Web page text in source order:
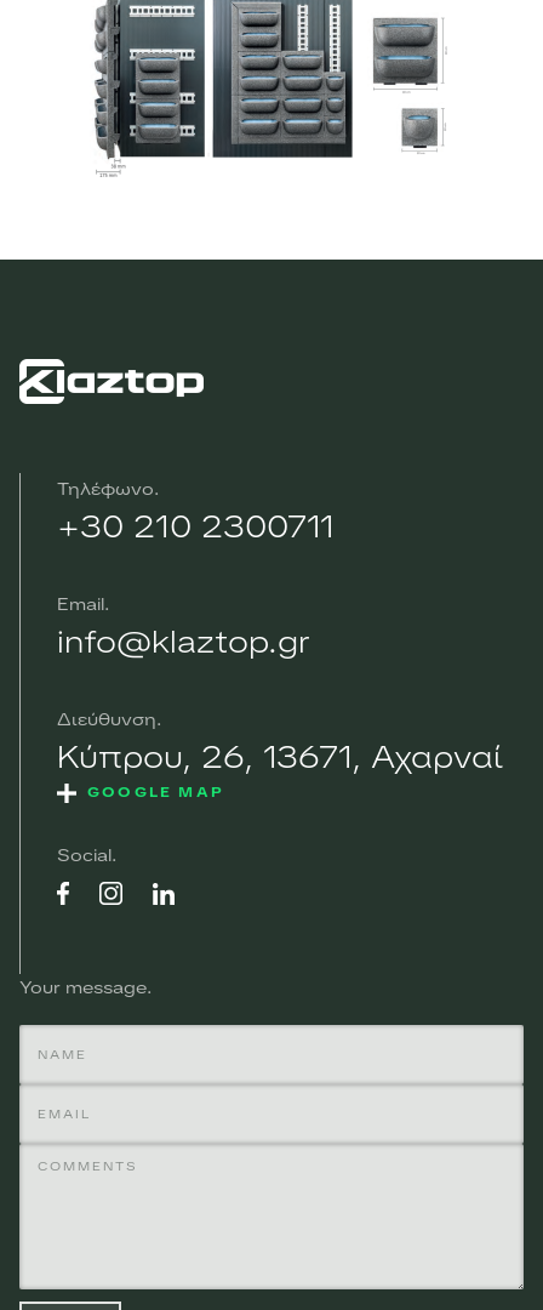
Τηλέφωνο
+30 210 2300711
Email
info@klaztop.gr
Διεύθυνση
Κύπρου, 26, 13671, Αχαρναί
GOOGLE MAP
Social
Your message